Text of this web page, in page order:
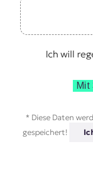
Ich will
Mit
* Diese Daten
gespeichert!